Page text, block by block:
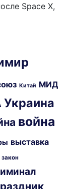
Space X,
Китай МИД
Украина
война
выставка
закон